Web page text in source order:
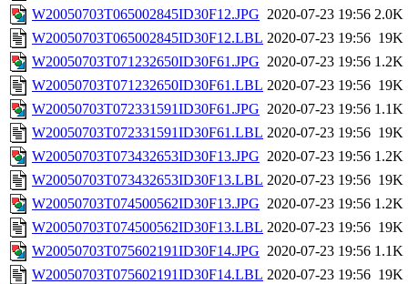
W20050703T065002845ID30F12.JPG 2020-07-23 19:56 2.0K
W20050703T065002845ID30F12.LBL 2020-07-23 19:56 19K
W20050703T071232650ID30F61.JPG 2020-07-23 19:56 1.2K
W20050703T071232650ID30F61.LBL 2020-07-23 19:56 19K
W20050703T072331591ID30F61.JPG 2020-07-23 19:56 1.1K
W20050703T072331591ID30F61.LBL 2020-07-23 19:56 19K
W20050703T073432653ID30F13.JPG 2020-07-23 19:56 1.2K
W20050703T073432653ID30F13.LBL 2020-07-23 19:56 19K
W20050703T074500562ID30F13.JPG 2020-07-23 19:56 1.2K
W20050703T074500562ID30F13.LBL 2020-07-23 19:56 19K
W20050703T075602191ID30F14.JPG 2020-07-23 19:56 1.1K
W20050703T075602191ID30F14.LBL 2020-07-23 19:56 19K